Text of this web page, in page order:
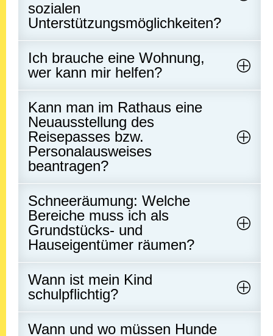
sozialen
Unterstützungsmöglichkeiten?
Ich brauche eine Wohnung,
wer kann mir helfen?
Kann man im Rathaus eine
Neuausstellung des
Reisepasses bzw.
Personalausweises
beantragen?
Schneeräumung: Welche
Bereiche muss ich als
Grundstücks- und
Hauseigentümer räumen?
Wann ist mein Kind
schulpflichtig?
Wann und wo müssen Hunde